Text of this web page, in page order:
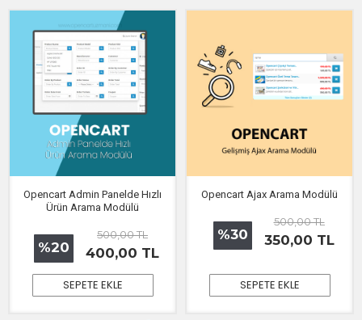
Opencart Admin Panelde Hızlı
Ürün Arama Modülü
%20
500,00 TL
400,00 TL
SEPETE EKLE
Opencart Ajax Arama Modülü
%30
500,00 TL
350,00 TL
SEPETE EKLE